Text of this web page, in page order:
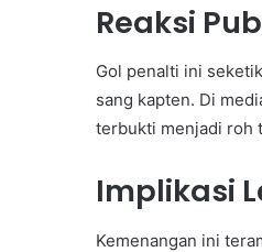
Reaksi
Gol penalti ini
sang kapten. Di
terbukti menjadi roh
Implikasi
Kemenangan ini